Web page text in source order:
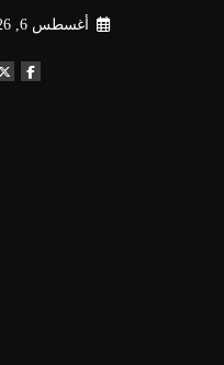
أغسطس 6, 2026